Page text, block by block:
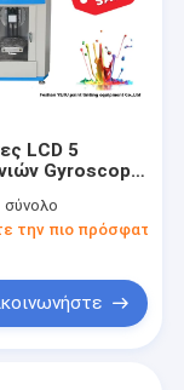
LCD 5
Gyroscopic
220V For
Colorant
σύνολο
την πιο πρόσφατη